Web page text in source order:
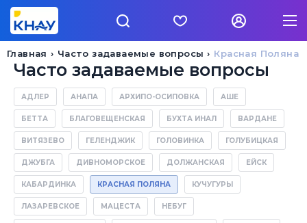
Красная Поляна
Часто задаваемые вопросы
Главная
Часто задаваемые вопросы
АДЛЕР АНАПА АРХИПО-ОСИПОВКА АШЕ
БЕТТА БЛАГОВЕЩЕНСКАЯ БУХТА ИНАЛ ВАРДАНЕ
ВИТЯЗЕВО ГЕЛЕНДЖИК ГОЛОВИНКА ГОЛУБИЦКАЯ
ДЖУБГА ДИВНОМОРСКОЕ ДОЛЖАНСКАЯ ЕЙСК
КАБАРДИНКА КРАСНАЯ ПОЛЯНА КУЧУГУРЫ
ЛАЗАРЕВСКОЕ МАЦЕСТА НЕБУГ